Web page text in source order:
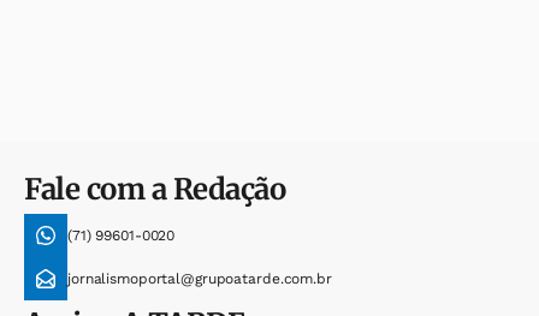
Fale com a Redação
(71) 99601-0020
jornalismoportal@grupoatarde.com.br